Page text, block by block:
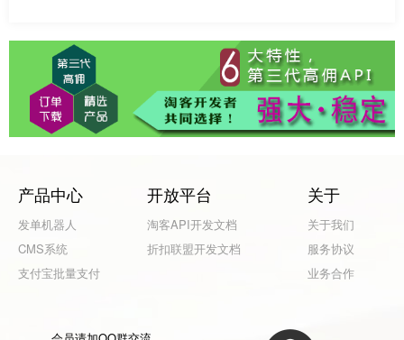
产品中心
发单机器人
CMS系统
支付宝批量支付
开放平台
淘客API开发文档
折扣联盟开发文档
关于
关于我们
服务协议
业务合作